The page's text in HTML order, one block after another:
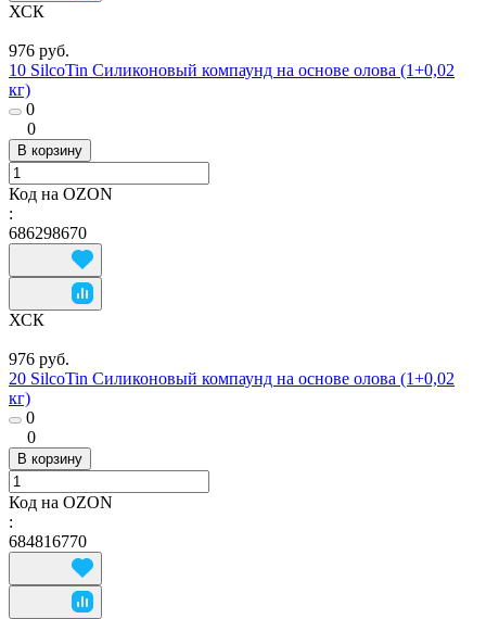
ХСК
976 руб.
10 SilcoTin Силиконовый компаунд на основе олова (1+0,02
кг)
0
0
В корзину
Код на OZON
:
686298670
ХСК
976 руб.
20 SilcoTin Силиконовый компаунд на основе олова (1+0,02
кг)
0
0
В корзину
Код на OZON
:
684816770